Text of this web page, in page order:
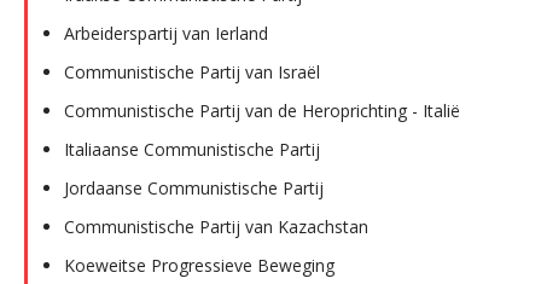
Arbeiderspartij van Ierland
Communistische Partij van Israël
Communistische Partij van de Heroprichting - Italië
Italiaanse Communistische Partij
Jordaanse Communistische Partij
Communistische Partij van Kazachstan
Koeweitse Progressieve Beweging